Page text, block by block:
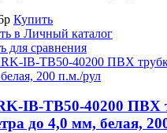
Купить
в Личный каталог
для сравнения
IB-TB50-40200 ПВХ
до 4,0 мм, белая,